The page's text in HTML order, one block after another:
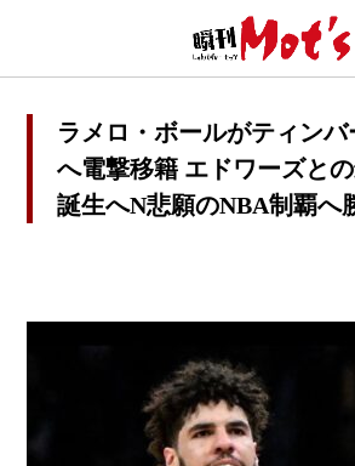
ラメロ・ボールがティン
へ電撃移籍 エドワーズと
誕生へN悲願のNBA制覇へ